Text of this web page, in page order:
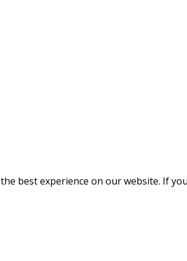
best experience on our website. If